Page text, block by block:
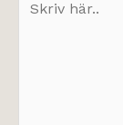
här..